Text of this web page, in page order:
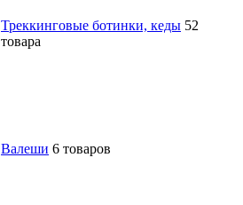
Треккинговые ботинки, кеды 52
товара
Валеши 6 товаров